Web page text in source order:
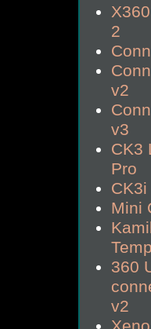
2
v2
v3
CK3
Pro
CK3i
Mini
360
v2